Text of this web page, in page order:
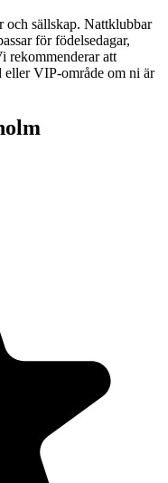
och sällskap. Nattklubbar
för födelsedagar,
rekommenderar att
eller VIP-område om ni är